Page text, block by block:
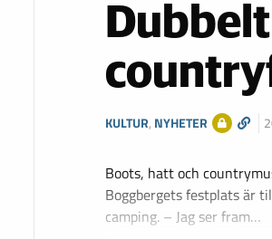
KULTUR, NYHETER
Boots, hatt och
Boggbergets festplats är
camping. – Jag ser fram…